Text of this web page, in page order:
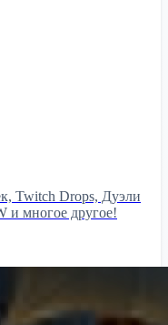
Twitch Drops, Дуэли
и многое другое!